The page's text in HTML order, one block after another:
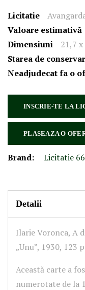
Licitatie
Valoare estimativă
Dimensiuni
21,7
Starea de
Neadjudecat fa o
INSCRIE-TE LA
PLASEAZA O
Brand: Licitatie 66
Detalii
Ilarie Voronca, A
„Unu”, 1930, 123
Această carte a
numerotate de la